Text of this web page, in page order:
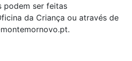
podem ser feitas
da Criança ou através de